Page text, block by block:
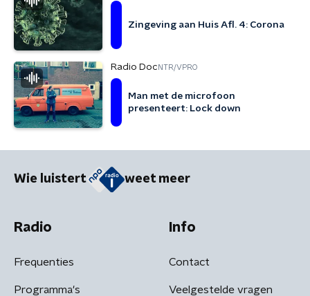
Zingeving aan Huis Afl. 4: Corona
Radio Doc NTR/VPRO
Man met de microfoon
presenteert: Lock down
Wie luistert weet meer
Radio
Frequenties
Programma's
Info
Contact
Veelgestelde vragen